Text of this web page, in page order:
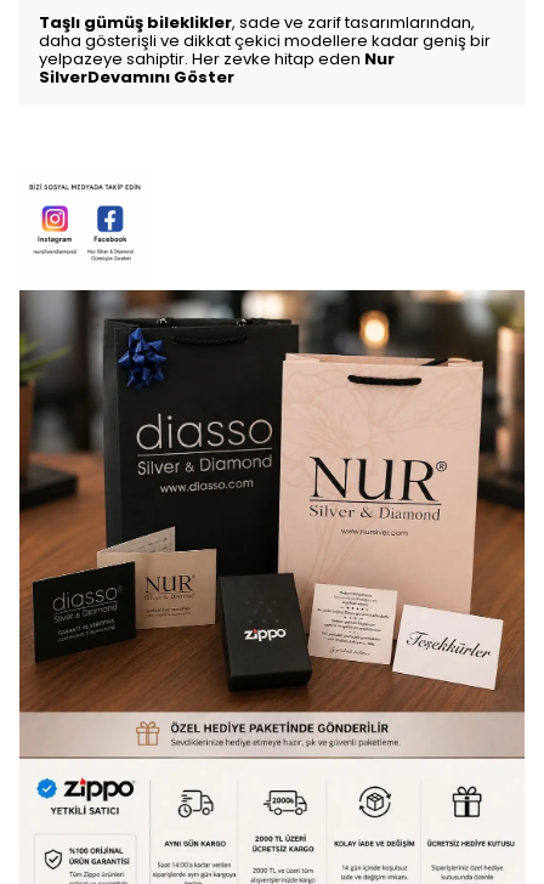
Taşlı gümüş bileklikler, sade ve zarif tasarımlarından,
daha gösterişli ve dikkat çekici modellere kadar geniş bir
yelpazeye sahiptir. Her zevke hitap eden Nur
SilverDevamını Göster